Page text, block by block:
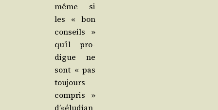
même si
les « bon
conseils »
qu’il pro­
digue ne
sont « pas
tou­jours
com­pris »
d’«éludian